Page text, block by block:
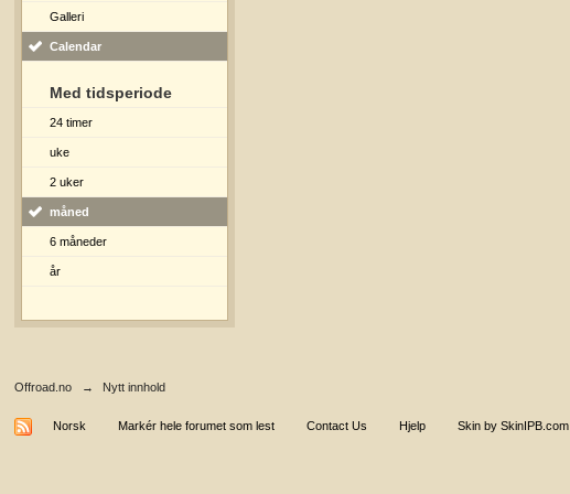
Galleri
Calendar
Med tidsperiode
24 timer
uke
2 uker
måned
6 måneder
år
Offroad.no → Nytt innhold
Norsk Markér hele forumet som lest Contact Us Hjelp Skin by SkinIPB.com